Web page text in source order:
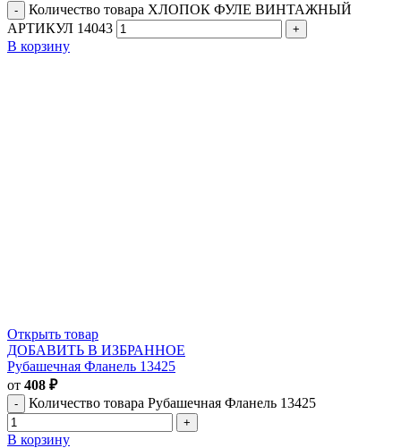
Количество товара ХЛОПОК ФУЛЕ ВИНТАЖНЫЙ
АРТИКУЛ 14043
В корзину
Открыть товар
ДОБАВИТЬ В ИЗБРАННОЕ
Рубашечная Фланель 13425
от 408 ₽
Количество товара Рубашечная Фланель 13425
В корзину